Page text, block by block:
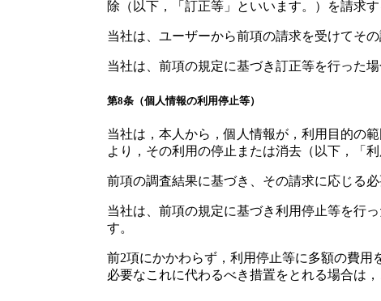
除（以下，「訂正等」といいます。）を請求す
当社は、ユーザーから前項の請求を受けてそ
当社は、前項の規定に基づき訂正等を行った
第8条（個人情報の利用停止等）
当社は，本人から，個人情報が，利用目的の
より，その利用の停止または消去（以下，「
前項の調査結果に基づき、その請求に応じる
当社は、前項の規定に基づき利用停止等を行
す。
前2項にかかわらず，利用停止等に多額の費
必要なこれに代わるべき措置をとれる場合は